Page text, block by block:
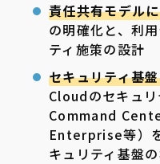
責任共有モデル
の明確化と、利
ティ施策の設計
セキュリティ基
Cloudのセキュ
Command
Enterprise等）
キュリティ基盤